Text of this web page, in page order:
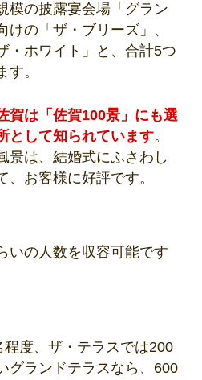
模の披露宴会場「グラン
けの「ザ・ブリーズ」、
・ホワイト」と、合計5つ
。
賀は「佐賀100景」にも選
として知られています。
景は、結婚式にふさわし
、お客様に好評です。
いの人数を収容可能です
度、ザ・テラスでは200
グランドテラスなら、600